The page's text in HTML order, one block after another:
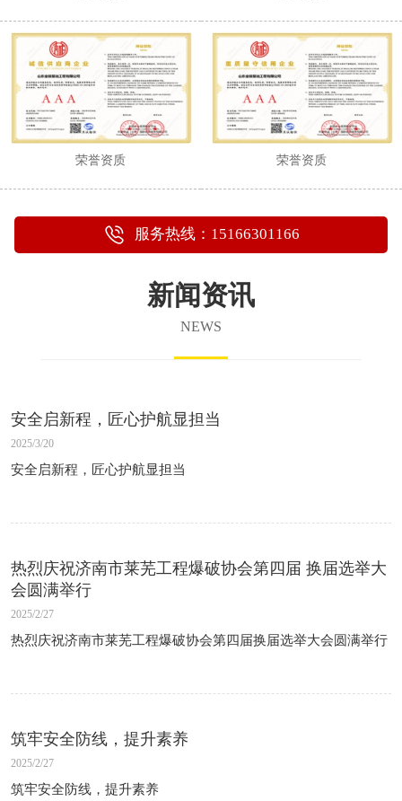
荣誉资质 荣誉资质
服务热线：15166301166
新闻资讯
NEWS
安全启新程，匠心护航显担当
2025/3/20
安全启新程，匠心护航显担当
热烈庆祝济南市莱芜工程爆破协会第四届 换届选举大
会圆满举行
2025/2/27
热烈庆祝济南市莱芜工程爆破协会第四届换届选举大会圆满举行
筑牢安全防线，提升素养
2025/2/27
筑牢安全防线，提升素养